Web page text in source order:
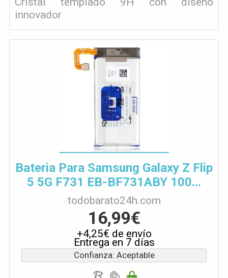
innovador
Bateria Para Samsung Galaxy Z Flip
5 5G F731 EB-BF731ABY 100...
todobarato24h.com
16,99€
+4,25€ de envío
Entrega en 7 días
Confianza: Aceptable